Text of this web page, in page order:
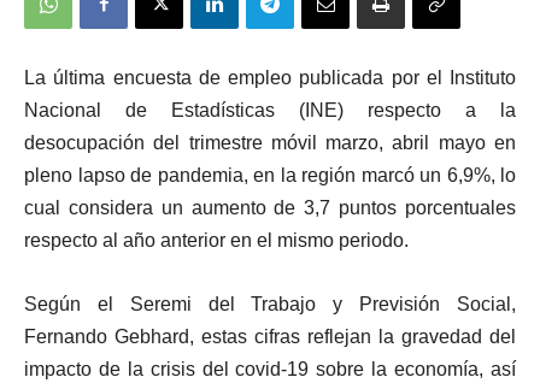
La última encuesta de empleo publicada por el Instituto
Nacional de Estadísticas (INE) respecto a la
desocupación del trimestre móvil marzo, abril mayo en
pleno lapso de pandemia, en la región marcó un 6,9%, lo
cual considera un aumento de 3,7 puntos porcentuales
respecto al año anterior en el mismo periodo.
Según el Seremi del Trabajo y Previsión Social,
Fernando Gebhard, estas cifras reflejan la gravedad del
impacto de la crisis del covid-19 sobre la economía, así